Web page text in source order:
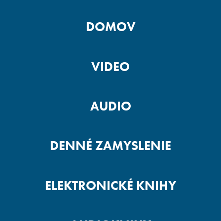
DOMOV
VIDEO
AUDIO
DENNÉ ZAMYSLENIE
ELEKTRONICKÉ KNIHY